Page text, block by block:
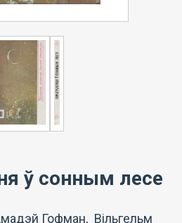
ў сонным лесе
Гофман, Вільгельм